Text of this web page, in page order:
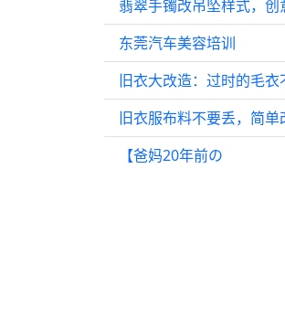
东莞汽车美容培训
【爸妈20年前の